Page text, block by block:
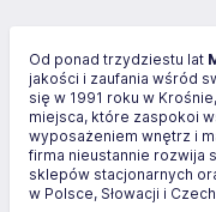
Od ponad trzydziestu lat
jakości i zaufania wśród
się w 1991 roku w
miejsca, które zaspokoi
wyposażeniem wnętrz i
firma nieustannie rozwija
sklepów stacjonarnych
w Polsce, Słowacji i